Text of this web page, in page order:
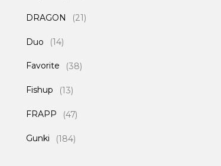
DRAGON (21)
Duo (14)
Favorite (38)
Fishup (13)
FRAPP (47)
Gunki (184)